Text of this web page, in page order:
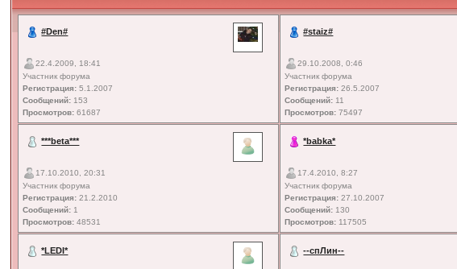
#Den#
22.4.2009, 18:41
Участник форума
Регистрация: 5.1.2007
Сообщений: 153
Просмотров: 61687
#staiz#
29.10.2008, 0:46
Участник форума
Регистрация: 26.5.2007
Сообщений: 11
Просмотров: 75497
***beta***
17.10.2010, 20:31
Участник форума
Регистрация: 21.2.2010
Сообщений: 1
Просмотров: 48531
*babka*
17.4.2010, 8:27
Участник форума
Регистрация: 27.10.2007
Сообщений: 130
Просмотров: 117505
*LEDI* --спЛин--